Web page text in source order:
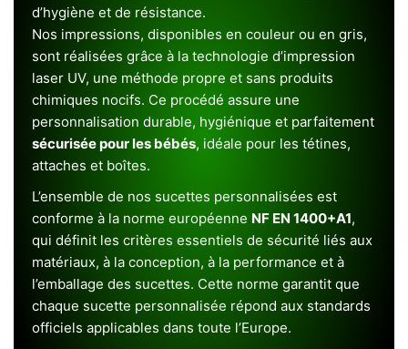
d’hygiène et de résistance.
Nos impressions, disponibles en couleur ou en gris,
sont réalisées grâce à la technologie d’impression
laser UV, une méthode propre et sans produits
chimiques nocifs. Ce procédé assure une
personnalisation durable, hygiénique et parfaitement
sécurisée pour les bébés, idéale pour les tétines,
attaches et boîtes.
L’ensemble de nos sucettes personnalisées est
conforme à la norme européenne NF EN 1400+A1,
qui définit les critères essentiels de sécurité liés aux
matériaux, à la conception, à la performance et à
l’emballage des sucettes. Cette norme garantit que
chaque sucette personnalisée répond aux standards
officiels applicables dans toute l’Europe.